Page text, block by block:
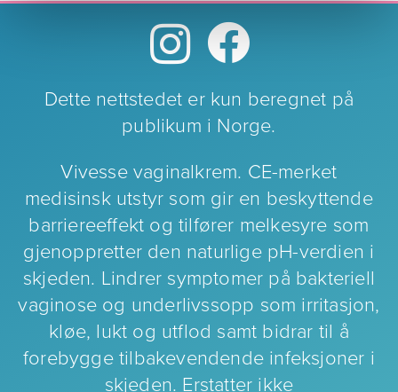
Dette nettstedet er kun beregnet på
publikum i Norge.
Vivesse vaginalkrem. CE-merket
medisinsk utstyr som gir en beskyttende
barriereeffekt og tilfører melkesyre som
gjenoppretter den naturlige pH-verdien i
skjeden. Lindrer symptomer på bakteriell
vaginose og underlivssopp som irritasjon,
kløe, lukt og utflod samt bidrar til å
forebygge tilbakevendende infeksjoner i
skjeden. Erstatter ikke